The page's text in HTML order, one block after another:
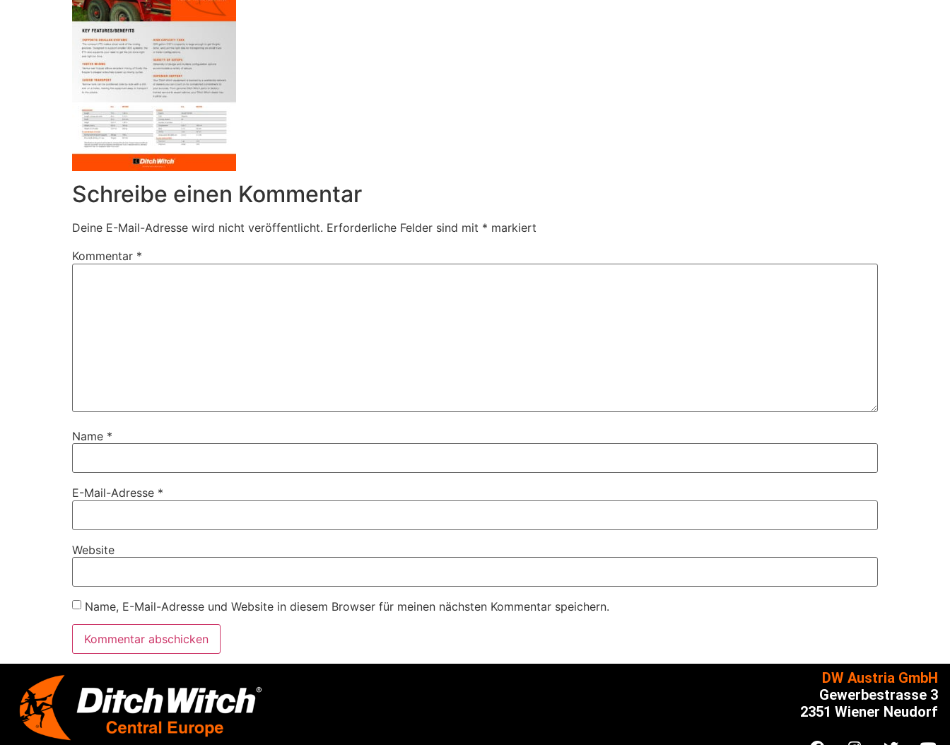
Schreibe einen Kommentar
Deine E-Mail-Adresse wird nicht veröffentlicht. Erforderliche Felder sind mit * markiert
Kommentar *
Name *
E-Mail-Adresse *
Website
Name, E-Mail-Adresse und Website in diesem Browser für meinen nächsten Kommentar speichern.
DW Austria GmbH
Gewerbestrasse 3
2351 Wiener Neudorf